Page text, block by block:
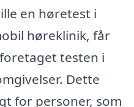
en høretest i
høreklinik, får
testen i
Dette
for personer, som